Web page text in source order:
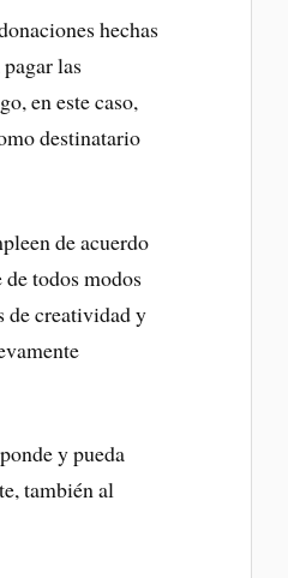
hechas
las
en este caso,
destinatario
de acuerdo
todos modos
de creatividad y
y pueda
también al